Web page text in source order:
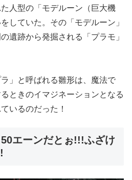
人型の「モデルーン（巨大機
していた。その「モデルーン」
遺跡から発掘される「プラモ」
」と呼ばれる雛形は、魔法で
ときのイマジネーションとなる
いるのだった！
エーンだとぉ!!!ふざけ